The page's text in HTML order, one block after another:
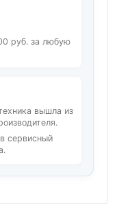
руб. за любую
вышла из
в сервисный